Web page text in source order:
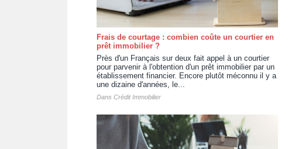
Frais de courtage : combien coûte un courtier en
prêt immobilier ?
Près d'un Français sur deux fait appel à un courtier
pour parvenir à l'obtention d'un prêt immobilier par un
établissement financier. Encore plutôt méconnu il y a
une dizaine d'années, le...
Dans Crédit Immobilier